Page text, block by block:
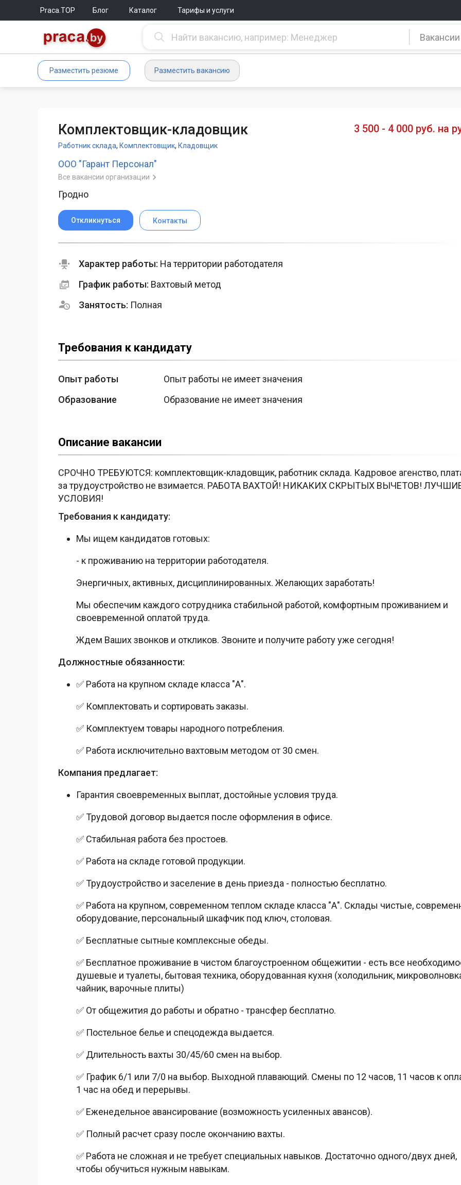
Praca.TOP Блог Каталог Тарифы и услуги
Вакансии
Разместить резюме Разместить вакансию
Комплектовщик-кладовщик
Работник склада, Комплектовщик, Кладовщик
3 500 - 4 000 руб. на
ООО "Гарант Персонал"
Все вакансии организации
Гродно
Откликнуться Контакты
Характер работы: На территории работодателя
График работы: Вахтовый метод
Занятость: Полная
Требования к кандидату
Опыт работы
Опыт работы не имеет значения
Образование
Образование не имеет значения
Описание вакансии
СРОЧНО ТРЕБУЮТСЯ: комплектовщик-кладовщик, работник склада. Кадровое агенство,
за трудоустройство не взимается. РАБОТА ВАХТОЙ! НИКАКИХ СКРЫТЫХ ВЫЧЕТОВ!
УСЛОВИЯ!
Требования к кандидату:
Мы ищем кандидатов готовых:
- к проживанию на территории работодателя.
Энергичных, активных, дисциплинированных. Желающих заработать!
Мы обеспечим каждого сотрудника стабильной работой, комфортным проживанием и
своевременной оплатой труда.
Ждем Ваших звонков и откликов. Звоните и получите работу уже сегодня!
Должностные обязанности:
✅ Работа на крупном складе класса "А".
✅ Комплектовать и сортировать заказы.
✅ Комплектуем товары народного потребления.
✅ Работа исключительно вахтовым методом от 30 смен.
Компания предлагает:
Гарантия своевременных выплат, достойные условия труда.
✅ Трудовой договор выдается после оформления в офисе.
✅ Стабильная работа без простоев.
✅ Работа на складе готовой продукции.
✅ Трудоустройство и заселение в день приезда - полностью бесплатно.
✅ Работа на крупном, современном теплом складе класса "А". Склады чистые,
оборудование, персональный шкафчик под ключ, столовая.
✅ Бесплатные сытные комплексные обеды.
✅ Бесплатное проживание в чистом благоустроенном общежитии - есть все
душевые и туалеты, бытовая техника, оборудованная кухня (холодильник,
чайник, варочные плиты)
✅ От общежития до работы и обратно - трансфер бесплатно.
✅ Постельное белье и спецодежда выдается.
✅ Длительность вахты 30/45/60 смен на выбор.
✅ График 6/1 или 7/0 на выбор. Выходной плавающий. Смены по 12 часов, 11 часов к
1 час на обед и перерывы.
✅ Еженедельное авансирование (возможность усиленных авансов).
✅ Полный расчет сразу после окончанию вахты.
✅ Работа не сложная и не требует специальных навыков. Достаточно одного/двух дней,
чтобы обучиться нужным навыкам.